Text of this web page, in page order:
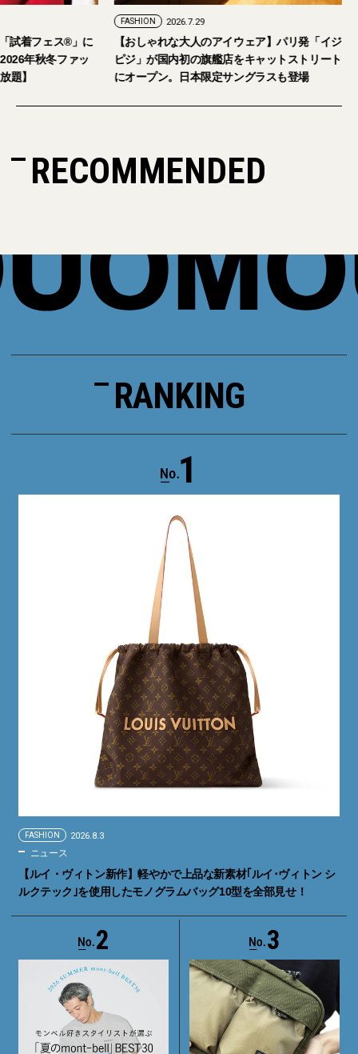
試着フェス®︎」に
年秋冬ファッ
題】
FASHION 2026.7.29
【おしゃれな大人のアイウェア】パリ発「イジ
ピジ」が国内初の旗艦店をキャットストリート
にオープン。日本限定サングラスも登場
RECOMMENDED
RANKING
1
FASHION 2026.8.3
ニュース
【ルイ・ヴィトン新作】軽やかで上品な新素材｢ルイ･ヴィトン シ
ルクテック｣を使用したモノグラムバッグ10型を全部見せ！
2 3